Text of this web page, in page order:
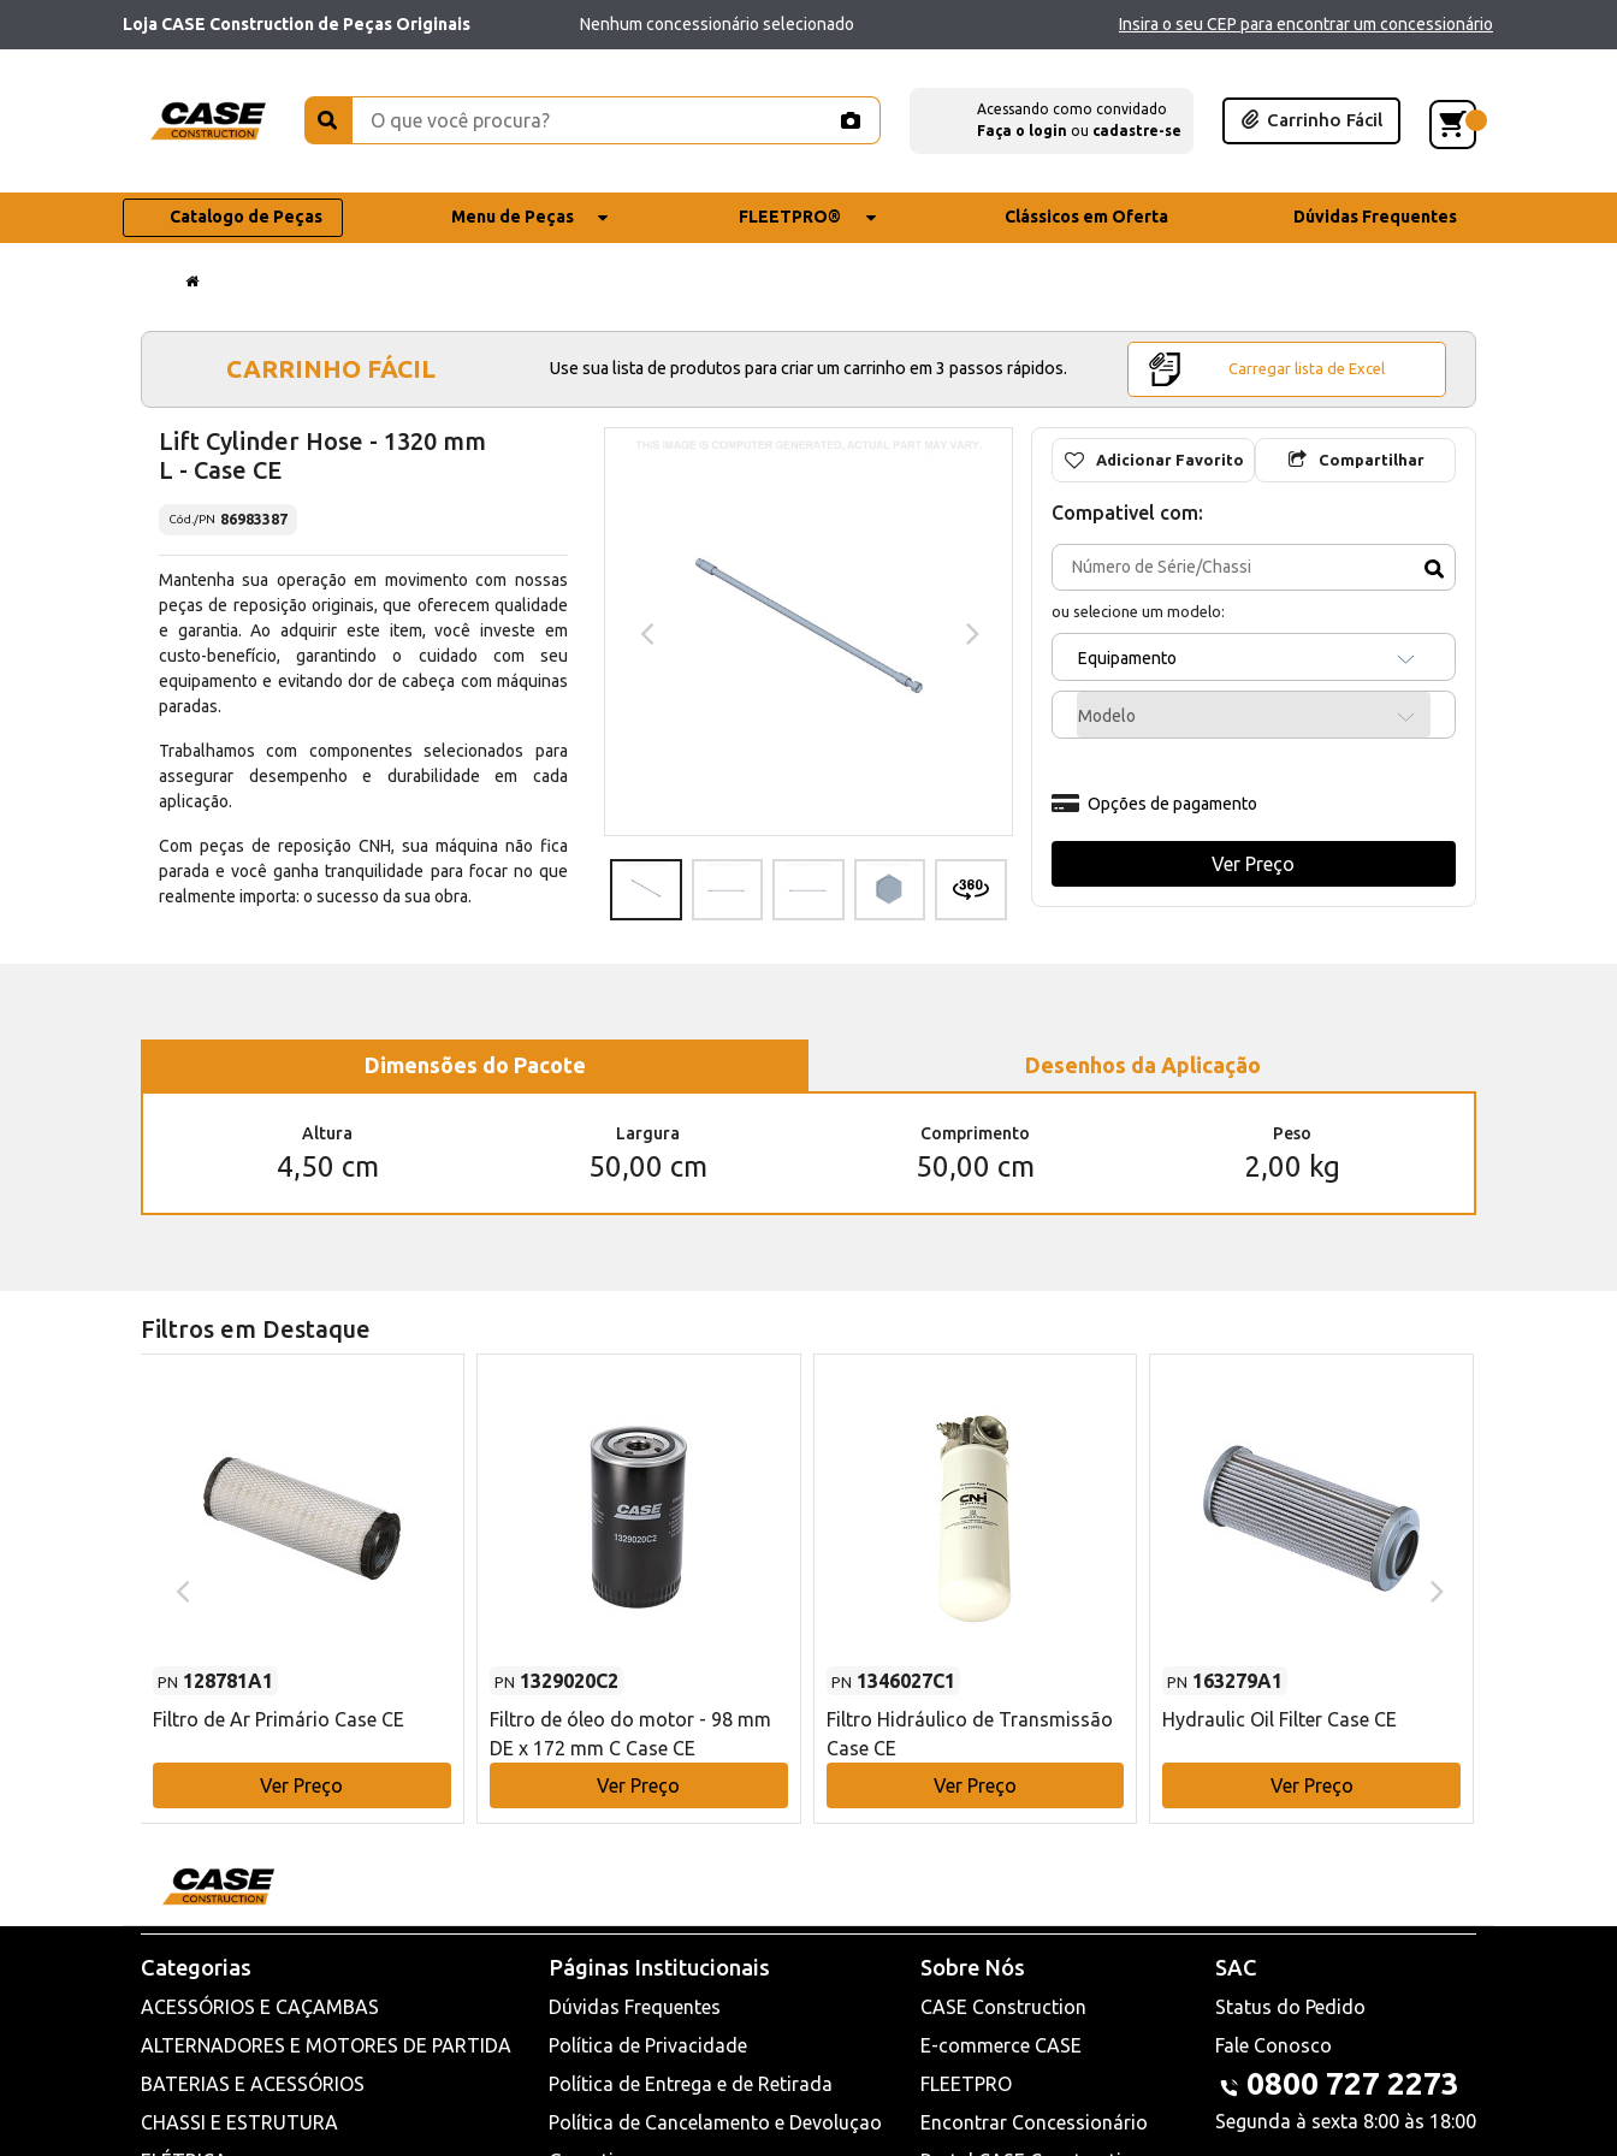
Loja CASE Construction de Peças Originais Nenhum concessionário selecionado Insira o seu CEP para encontrar um concessionário
Acessando como convidado
Faça o login ou cadastre-se
Carrinho Fácil
Catalogo de Peças Menu de Peças FLEETPRO® Clássicos em Oferta Dúvidas Frequentes
CARRINHO FÁCIL Use sua lista de produtos para criar um carrinho em 3 passos rápidos. Carregar lista de Excel
Lift Cylinder Hose - 1320 mm
L - Case CE
Cód./PN 86983387
Mantenha sua operação em movimento com nossas
peças de reposição originais, que oferecem qualidade
e garantia. Ao adquirir este item, você investe em
custo-benefício, garantindo o cuidado com seu
equipamento e evitando dor de cabeça com máquinas
paradas.
Trabalhamos com componentes selecionados para
assegurar desempenho e durabilidade em cada
aplicação.
Com peças de reposição CNH, sua máquina não fica
parada e você ganha tranquilidade para focar no que
realmente importa: o sucesso da sua obra.
Adicionar Favorito Compartilhar
Compativel com:
ou selecione um modelo:
Equipamento
Modelo
Opções de pagamento
Ver Preço
Dimensões do Pacote Desenhos da Aplicação
Altura
4,50 cm
Largura
50,00 cm
Comprimento
50,00 cm
Peso
2,00 kg
Filtros em Destaque
PN 128781A1
Filtro de Ar Primário Case CE
Ver Preço
PN 1329020C2
Filtro de óleo do motor - 98 mm
DE x 172 mm C Case CE
Ver Preço
PN 1346027C1
Filtro Hidráulico de Transmissão
Case CE
Ver Preço
PN 163279A1
Hydraulic Oil Filter Case CE
Ver Preço
Categorias
ACESSÓRIOS E CAÇAMBAS
ALTERNADORES E MOTORES DE PARTIDA
BATERIAS E ACESSÓRIOS
CHASSI E ESTRUTURA
Páginas Institucionais
Dúvidas Frequentes
Política de Privacidade
Política de Entrega e de Retirada
Política de Cancelamento e Devoluçao
Sobre Nós
CASE Construction
E-commerce CASE
FLEETPRO
Encontrar Concessionário
SAC
Status do Pedido
Fale Conosco
0800 727 2273
Segunda à sexta 8:00 às 18:00